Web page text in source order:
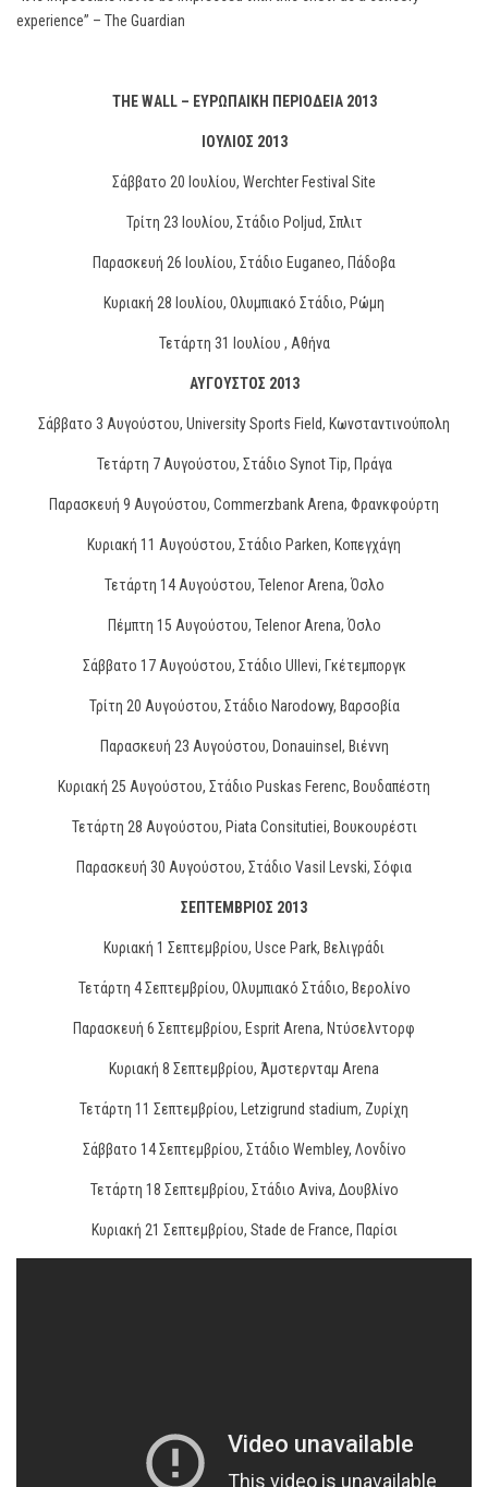
experience” – The Guardian
THE WALL – ΕΥΡΩΠΑΙΚΗ ΠΕΡΙΟΔΕΙΑ 2013
ΙΟΥΛΙΟΣ 2013
Σάββατο 20 Ιουλίου, Werchter Festival Site
Τρίτη 23 Ιουλίου, Στάδιο Poljud, Σπλιτ
Παρασκευή 26 Ιουλίου, Στάδιο Euganeo, Πάδοβα
Κυριακή 28 Ιουλίου, Ολυμπιακό Στάδιο, Ρώμη
Τετάρτη 31 Ιουλίου , Αθήνα
ΑΥΓΟΥΣΤΟΣ 2013
Σάββατο 3 Αυγούστου, University Sports Field, Κωνσταντινούπολη
Τετάρτη 7 Αυγούστου, Στάδιο Synot Tip, Πράγα
Παρασκευή 9 Αυγούστου, Commerzbank Arena, Φρανκφούρτη
Κυριακή 11 Αυγούστου, Στάδιο Parken, Κοπεγχάγη
Τετάρτη 14 Αυγούστου, Telenor Arena, Όσλο
Πέμπτη 15 Αυγούστου, Telenor Arena, Όσλο
Σάββατο 17 Αυγούστου, Στάδιο Ullevi, Γκέτεμποργκ
Τρίτη 20 Αυγούστου, Στάδιο Narodowy, Βαρσοβία
Παρασκευή 23 Αυγούστου, Donauinsel, Βιέννη
Κυριακή 25 Αυγούστου, Στάδιο Puskas Ferenc, Βουδαπέστη
Τετάρτη 28 Αυγούστου, Piata Consitutiei, Βουκουρέστι
Παρασκευή 30 Αυγούστου, Στάδιο Vasil Levski, Σόφια
ΣΕΠΤΕΜBΡΙΟΣ 2013
Κυριακή 1 Σεπτεμβρίου, Usce Park, Βελιγράδι
Τετάρτη 4 Σεπτεμβρίου, Ολυμπιακό Στάδιο, Βερολίνο
Παρασκευή 6 Σεπτεμβρίου, Esprit Arena, Ντύσελντορφ
Κυριακή 8 Σεπτεμβρίου, Άμστερνταμ Arena
Τετάρτη 11 Σεπτεμβρίου, Letzigrund stadium, Ζυρίχη
Σάββατο 14 Σεπτεμβρίου, Στάδιο Wembley, Λονδίνο
Τετάρτη 18 Σεπτεμβρίου, Στάδιο Aviva, Δουβλίνο
Κυριακή 21 Σεπτεμβρίου, Stade de France, Παρίσι